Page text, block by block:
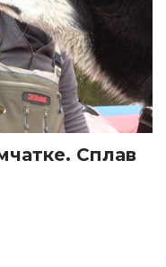
Сплав